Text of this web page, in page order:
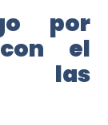
por
el
las